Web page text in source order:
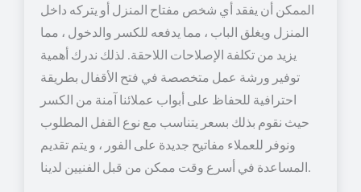
الممكن أن يفقد أي شخص مفتاح المنزل أو يتركه داخل
المنزل ويغلق الباب ، مما يدفعه للكسر والدخول ، مما
يزيد من تكلفة الإصلاحات اللاحقة. لذلك ندرك أهمية
توفير ورشة عمل متخصصة في فتح الأقفال بطريقة
احترافية للحفاظ على أبواب عملائنا آمنة من الكسر
حيث نقوم بذلك بسعر يتناسب مع نوع القفل المطلوب
ونوفر للعملاء مفاتيح جديدة على الفور ، و يتم تقديم
المساعدة في أسرع وقت ممكن من قبل الفنيين لدينا.